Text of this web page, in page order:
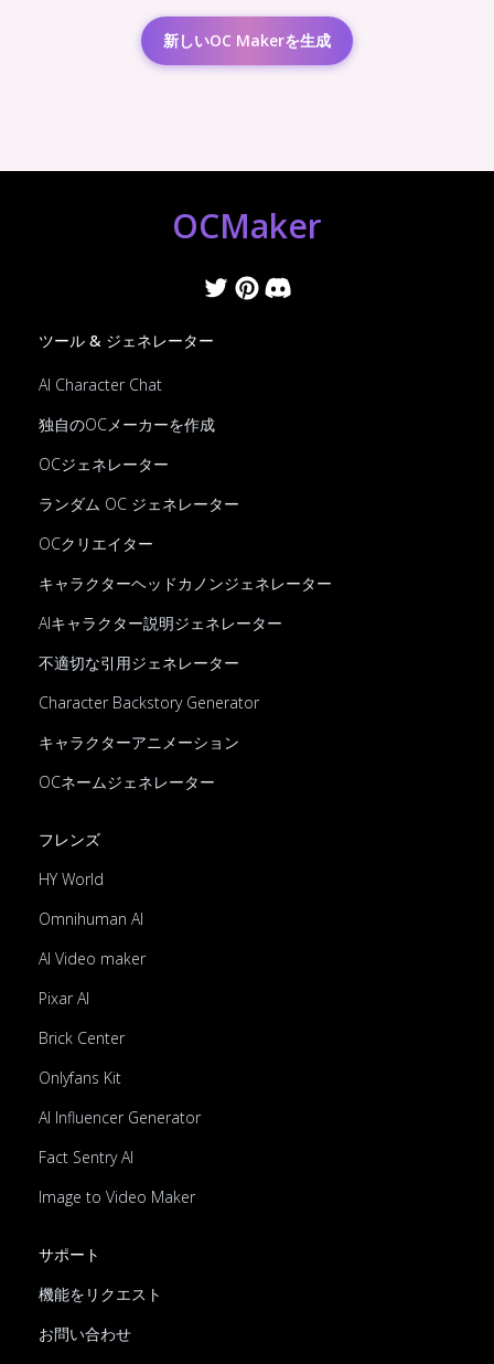
新しいOC Makerを生成
OCMaker
ツール & ジェネレーター
AI Character Chat
独自のOCメーカーを作成
OCジェネレーター
ランダム OC ジェネレーター
OCクリエイター
キャラクターヘッドカノンジェネレーター
AIキャラクター説明ジェネレーター
不適切な引用ジェネレーター
Character Backstory Generator
キャラクターアニメーション
OCネームジェネレーター
フレンズ
HY World
Omnihuman AI
AI Video maker
Pixar AI
Brick Center
Onlyfans Kit
AI Influencer Generator
Fact Sentry AI
Image to Video Maker
サポート
機能をリクエスト
お問い合わせ